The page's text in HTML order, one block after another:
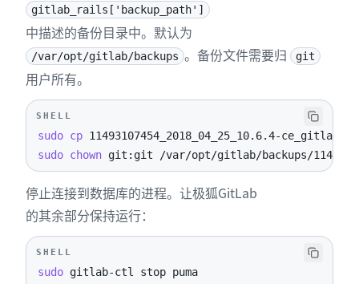
gitlab_rails['backup_path']
中描述的备份目录中。默认为
/var/opt/gitlab/backups 。备份文件需要归 git
用户所有。
SHELL
sudo cp
sudo chown git:git /var/opt/gitlab/backups/
停止连接到数据库的进程。让极狐GitLab
的其余部分保持运行：
SHELL
sudo